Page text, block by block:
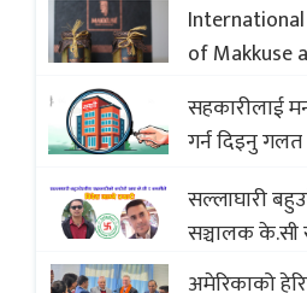
of Makkuse
with Global
Baklava
सहकारीलाई
गर्न दिइनु
सल्लाघारी
सञ्चालक के.सी
सदस्यको
अमेरिकाको